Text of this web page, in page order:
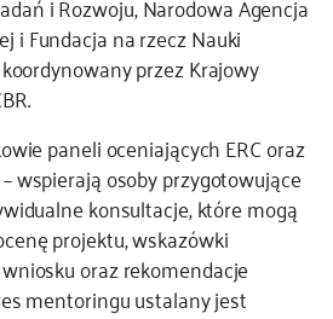
i Fundacja na rzecz Nauki
przez Krajowy
paneli oceniających ERC oraz
wspierają osoby przygotowujące
konsultacje, które mogą
projektu, wskazówki
oraz rekomendacje
mentoringu ustalany jest